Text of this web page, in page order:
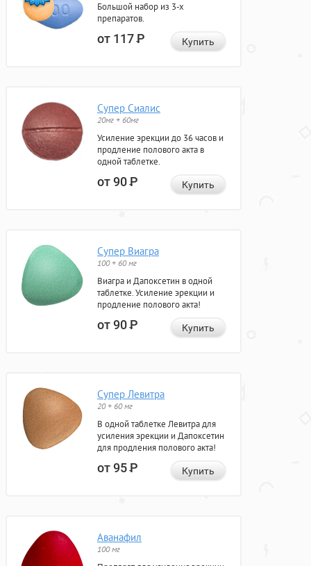
Большой набор из 3-х
препаратов.
от 117Р Купить
Супер Сиалис
20мг + 60мг
Усиление эрекции до 36 часов и
продление полового акта в
одной таблетке.
от 90Р Купить
Супер Виагра
100 + 60 мг
Виагра и Дапоксетин в одной
таблетке. Усиление эрекции и
продление полового акта!
от 90Р Купить
Супер Левитра
20 + 60 мг
В одной таблетке Левитра для
усиления эрекции и Дапоксетин
для продления полового акта!
от 95Р Купить
Аванафил
100 мг